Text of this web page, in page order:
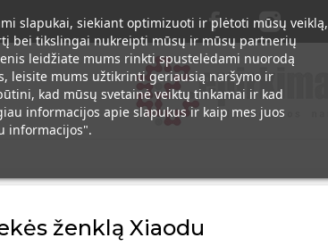
ženklą Xiaodu
slapukai, siekiant optimizuoti ir plėtoti mūsų veiklą,
bei tikslingai nukreipti mūsų ir mūsų partnerių
leidžiate mums rinkti spustelėdami nuorodą
leisite mums užtikrinti geriausią naršymo ir
kad mūsų svetainė veiktų tinkamai ir kad
informacijos apie slapukus ir kaip mes juos
informacijos".